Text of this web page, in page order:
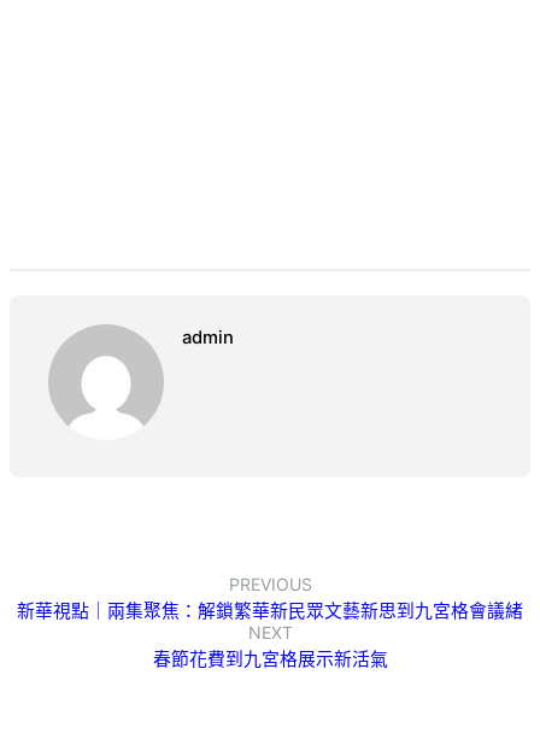
admin
PREVIOUS
新華視點｜兩集聚焦：解鎖繁華新民眾文藝新思到九宮格會議緒
NEXT
春節花費到九宮格展示新活氣